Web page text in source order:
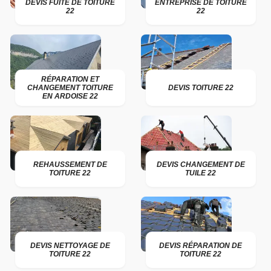
DEVIS FUITE DE TOITURE
22
ENTREPRISE DE TOITURE
22
RÉPARATION ET
CHANGEMENT TOITURE
EN ARDOISE 22
DEVIS TOITURE 22
REHAUSSEMENT DE
TOITURE 22
DEVIS CHANGEMENT DE
TUILE 22
DEVIS NETTOYAGE DE
TOITURE 22
DEVIS RÉPARATION DE
TOITURE 22